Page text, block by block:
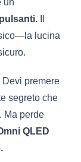
lucina
premere
segreto che
Ma perde
QLED